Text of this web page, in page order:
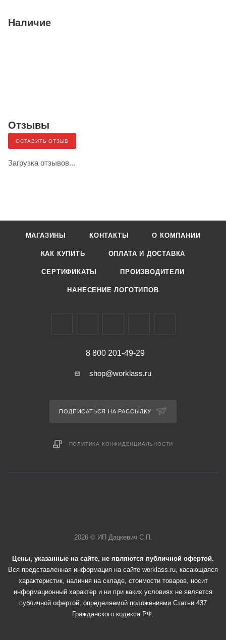
Наличие
Отзывы
ОСТАВИТЬ ОТЗЫВ
Загрузка отзывов...
МАГАЗИНЫ КОНТАКТЫ О КОМПАНИИ
КАК КУПИТЬ ОПЛАТА И ДОСТАВКА
СЕРТИФИКАТЫ ПРОИЗВОДИТЕЛИ
НАНЕСЕНИЕ ЛОГОТИПОВ
8 800 201-49-29
shop@worklass.ru
ПОДПИСАТЬСЯ НА РАССЫЛКУ
ПОЛИТИКА КОНФИДЕНЦИАЛЬНОСТИ
2026 © ИП Дацкевич С.П.
Цены, указанные на сайте, не являются публичной офертой.
Вся представленная информация на сайте worklass.ru, касающаяся
характеристик, наличия на складе, стоимости товаров, носит
информационный характер и ни при каких условиях не является
публичной офертой, определяемой положениями Статьи 437
Гражданского кодекса РФ.